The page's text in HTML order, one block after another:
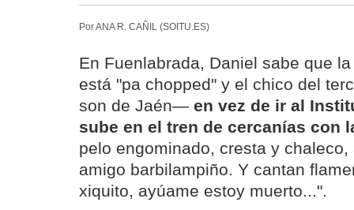
Por ANA R. CAÑIL (SOITU.ES)
En Fuenlabrada, Daniel sabe que
está "pa chopped" y el chico del
son de Jaén— en vez de ir al
sube en el tren de cercanías con
pelo engominado, cresta y
amigo barbilampiño. Y cantan
xiquito, ayúame estoy muerto...".